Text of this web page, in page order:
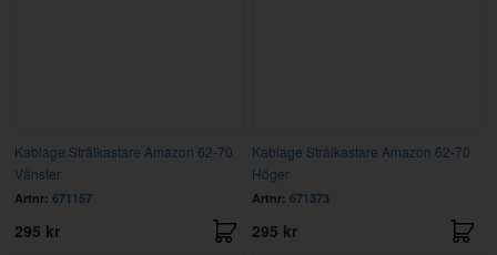
Kablage Strålkastare Amazon 62-70
Vänster
Artnr: 671157
295 kr
Kablage Strålkastare Amazon 62-70
Höger
Artnr: 671373
295 kr